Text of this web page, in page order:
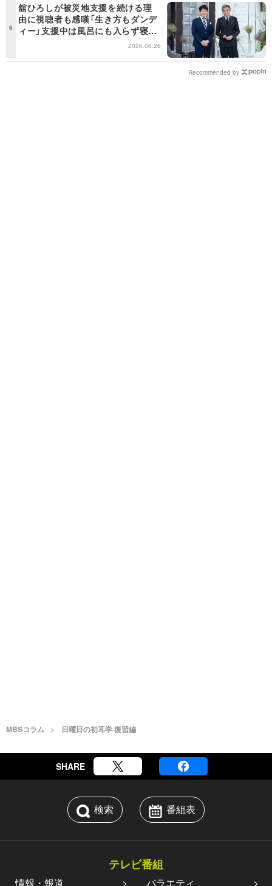
舘ひろしが被災地支援を続ける理
由に視聴者も感嘆「生き方もダンデ
ィー」支援中は風呂にも入らず寝袋
で寝泊まり【日曜日の初耳学】2026.06.26
Recommended by
MBSコラム 日曜日の初耳学 復習編
SHARE
検索 番組表
テレビ番組
情報・報道
バラエティ